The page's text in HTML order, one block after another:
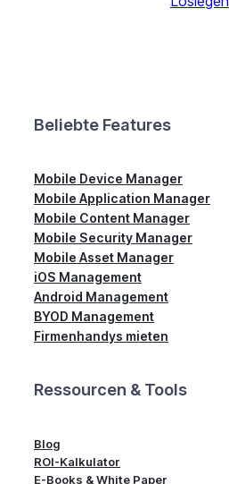
Beliebte Features
Mobile Device Manager
Mobile Application Manager
Mobile Content Manager
Mobile Security Manager
Mobile Asset Manager
iOS Management
Android Management
BYOD Management
Firmenhandys mieten
Ressourcen & Tools
Blog
ROI-Kalkulator
E-Books & White Paper